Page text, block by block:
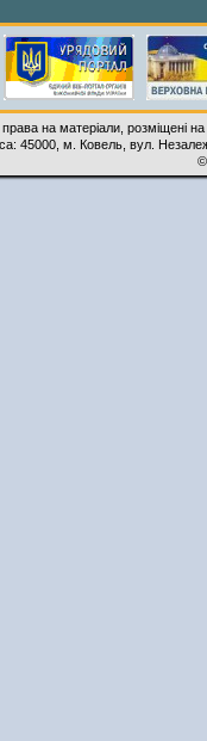
права на матеріали, розміщені
45000, м. Ковель, вул.